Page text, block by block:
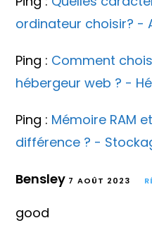
ordinateur choisir? -
Ping : Comment
hébergeur web ? -
Ping : Mémoire RAM
différence ? -
Bensley 7 AOÛT 2023
good